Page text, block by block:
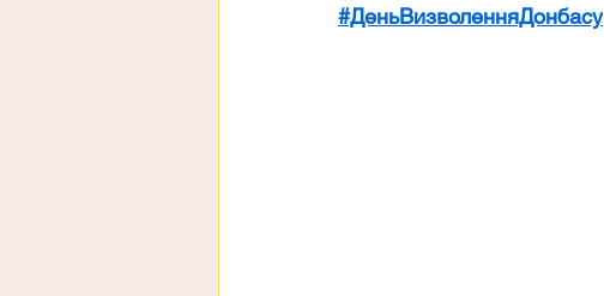
#ДеньВизволенняДонбасу